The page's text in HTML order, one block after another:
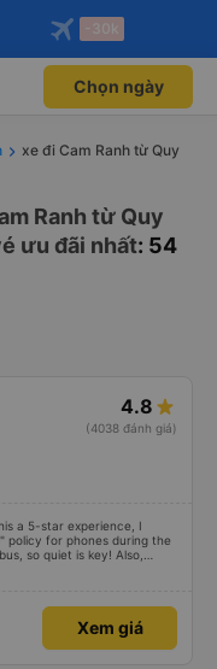
Mở app
qua
Mở app
-30k
Chọn ngày
xe đi Cam Ranh từ Quy
Ranh từ Quy
ưu đãi nhất: 54
4.8
(4038 đánh giá)
a 5-star experience, I
policy for phones during the
so quiet is key! Also,
the cabin for convenience. I
điện thoại) vào ban đêm
ra, nhà xe nên dán sẵn mật
Tôi vẫn sẽ tiếp tục ủng
Xem giá